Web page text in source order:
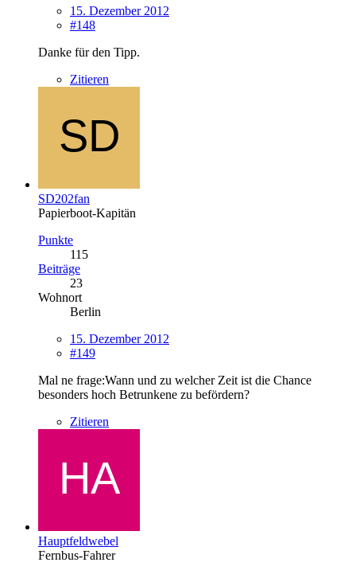
15. Dezember 2012
#148
Danke für den Tipp.
Zitieren
SD202fan
Papierboot-Kapitän
Punkte
115
Beiträge
23
Wohnort
Berlin
15. Dezember 2012
#149
Mal ne frage:Wann und zu welcher Zeit ist die Chance
besonders hoch Betrunkene zu befördern?
Zitieren
Hauptfeldwebel
Fernbus-Fahrer